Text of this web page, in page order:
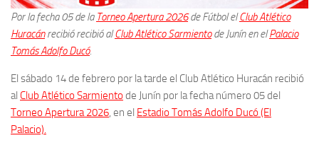
Por la fecha 05 de la Torneo Apertura 2026de Fútbol elClub Atlético
Huracánrecibió recibió alClub Atlético Sarmientode Junín en elPalacio
Tomás Adolfo Ducó.
El sábado 14 de febrero por la tarde el Club Atlético Huracán recibió
al Club Atlético Sarmiento de Junín por la fecha número 05 del
Torneo Apertura 2026, en el Estadio Tomás Adolfo Ducó (El
Palacio).